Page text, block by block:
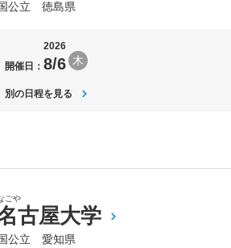
公立 徳島県
開催日：
2026
8/6 木
別の日程を見る
ごや
古屋大学
公立 愛知県